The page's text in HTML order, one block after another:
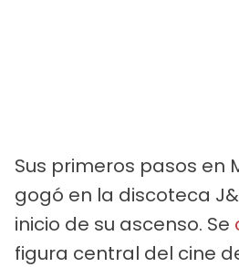
Sus primeros pasos en
gogó en la discoteca
inicio de su ascenso. Se
figura central del cine